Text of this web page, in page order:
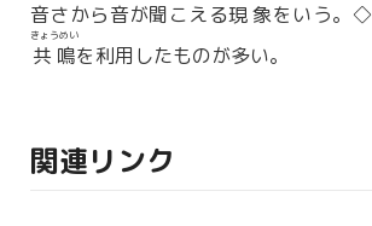
音さから音が聞こえる現象をいう。◇
共鳴
きょうめい
を利用したものが多い。
関連リンク